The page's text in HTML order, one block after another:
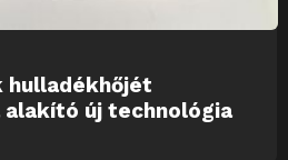
hulladékhőjét
új technológia